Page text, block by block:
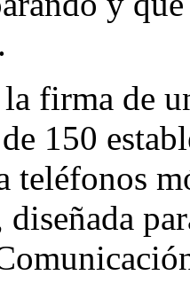
la firma de
150
teléfonos